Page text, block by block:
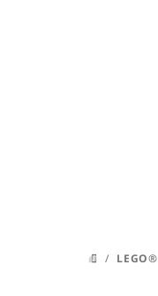
DOMŮ
/ LEGO®